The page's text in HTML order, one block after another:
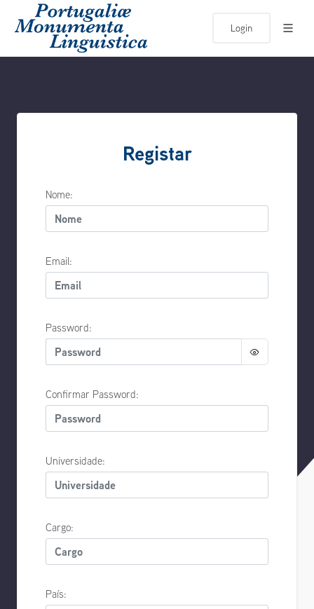
Login
Registar
Nome:
Email:
Password:
Confirmar Password:
Universidade:
Cargo:
País: